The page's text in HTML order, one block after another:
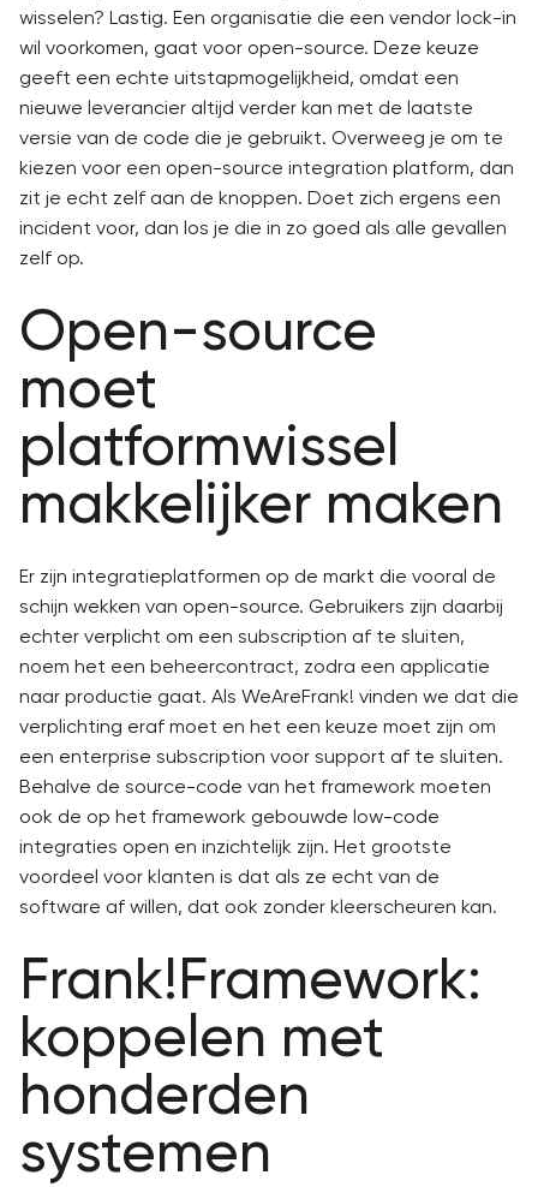
wisselen? Lastig. Een organisatie die een vendor lock-in
wil voorkomen, gaat voor open-source. Deze keuze
geeft een echte uitstapmogelijkheid, omdat een
nieuwe leverancier altijd verder kan met de laatste
versie van de code die je gebruikt. Overweeg je om te
kiezen voor een open-source integration platform, dan
zit je echt zelf aan de knoppen. Doet zich ergens een
incident voor, dan los je die in zo goed als alle gevallen
zelf op.
Open-source
moet
platformwissel
makkelijker maken
Er zijn integratieplatformen op de markt die vooral de
schijn wekken van open-source. Gebruikers zijn daarbij
echter verplicht om een subscription af te sluiten,
noem het een beheercontract, zodra een applicatie
naar productie gaat. Als WeAreFrank! vinden we dat die
verplichting eraf moet en het een keuze moet zijn om
een enterprise subscription voor support af te sluiten.
Behalve de source-code van het framework moeten
ook de op het framework gebouwde low-code
integraties open en inzichtelijk zijn. Het grootste
voordeel voor klanten is dat als ze echt van de
software af willen, dat ook zonder kleerscheuren kan.
Frank!Framework:
koppelen met
honderden
systemen